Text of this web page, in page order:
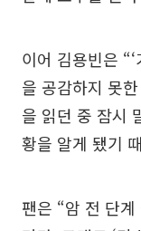
이어 김용빈은
을 공감하지 못
을 읽던 중 잠시
황을 알게 됐기
팬은 “암 전 단